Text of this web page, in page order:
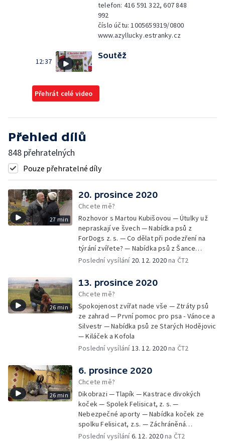
telefon: 416 591 322, 607 848
992
číslo účtu: 1005659319/0800
www.azyllucky.estranky.cz
12:37
Soutěž
Přehrát celé video
Přehled dílů
848 přehratelných
Pouze přehratelné díly
27 min
20. prosince 2020
Chcete mě?
Rozhovor s Martou Kubišovou — Útulky už
nepraskají ve švech — Nabídka psů z
ForDogs z. s. — Co dělat při podezření na
týrání zvířete? — Nabídka psů z Šance
zvířatům — Rozloučení
Poslední vysílání 20. 12. 2020na ČT2
26 min
13. prosince 2020
Chcete mě?
Spokojenost zvířat nade vše — Ztráty psů
ze zahrad — První pomoc pro psa - Vánoce a
Silvestr — Nabídka psů ze Starých Hodějovic
— Kiláček a Kofola
Poslední vysílání 13. 12. 2020na ČT2
26 min
6. prosince 2020
Chcete mě?
Dikobrazi — Tlapík — Kastrace divokých
koček — Spolek Felisicat, z. s. —
Nebezpečné aporty — Nabídka koček ze
spolku Felisicat, z.s. — Záchráněná
labradorka Terezka
Poslední vysílání6. 12. 2020na ČT2